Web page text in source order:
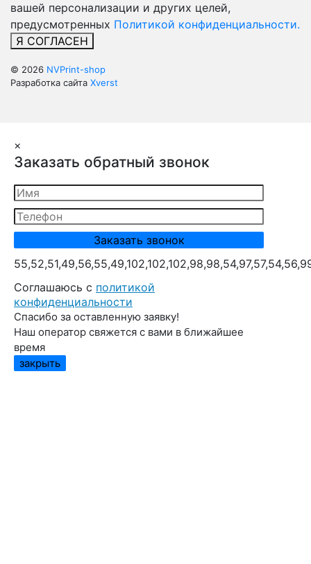
вашей персонализации и других целей,
предусмотренных Политикой конфиденциальности.
Я СОГЛАСЕН
© 2026 NVPrint-shop
Разработка сайта Xverst
×
Заказать обратный звонок
Cоглашаюсь с политикой
конфиденциальности
Спасибо за оставленную заявку!
Наш оператор свяжется с вами в ближайшее
время
закрыть